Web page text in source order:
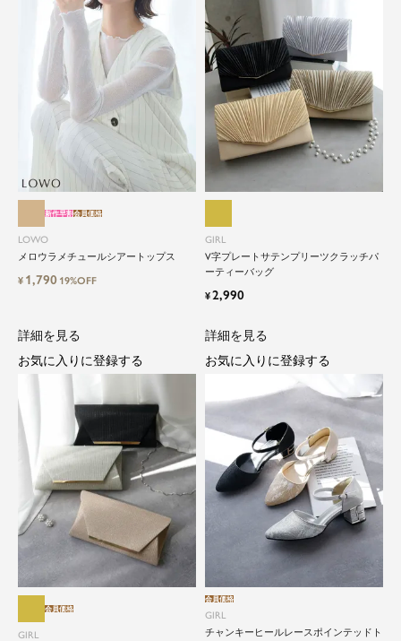
特別な日だけではもったいない...もっ
と気軽に自由にドレスを楽しみたい
ドレスは女性にとって永遠のファッションアイテ
ム。クローゼットに一着は用意しておきたいもの
ドレスが持つ女性を美しく見せる力は、ファッシ
特別な日だけではもったいない もっと気軽にもっ
と自由にドレスを楽しみたい...
そんな気持ちを叶えたい。それが、ドレスブラン
ドガールです。
close
LOWO
メロウラメチュールシアートップス
新作早割会員価格
¥ 1,790 19%OFF
GIRL
V字プレートサテンプリーツクラッチパ
ーティーバッグ
¥2,990
GIRL
会員価格
詳細を見る
お気に入りに登録する
GIRL
チャンキーヒールレースポインテッドト
会員価格
詳細を見る
お気に入りに登録する